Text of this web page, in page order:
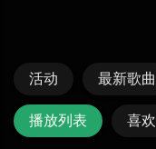
活动 最新歌曲
播放列表 喜欢